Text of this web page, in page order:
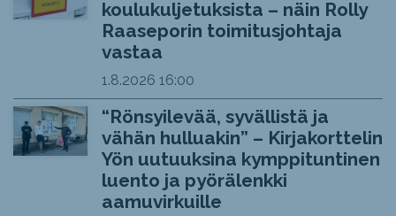
koulukuljetuksista – näin Rolly
Raaseporin toimitusjohtaja
vastaa
1.8.2026 16:00
“Rönsyilevää, syvällistä ja
vähän hulluakin” – Kirjakorttelin
Yön uutuuksina kymppituntinen
luento ja pyörälenkki
aamuvirkuille